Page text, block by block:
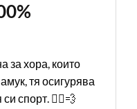
за хора, които
тя осигурява
спорт. 🏃‍♂️💨